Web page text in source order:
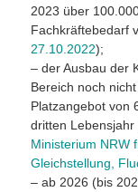
2023 über
Fachkräftebedarf
27.10.2022);
– der Ausbau der
Bereich noch
Platzangebot von
dritten
Ministerium NRW
Gleichstellung,
– ab 2026 (bis